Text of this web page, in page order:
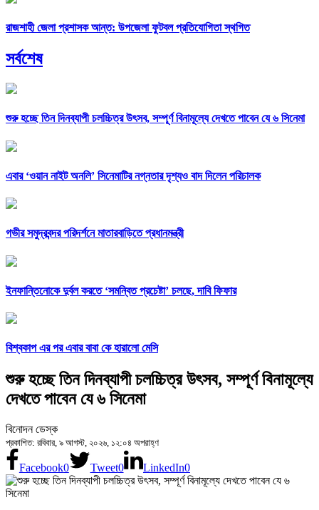
রাজশাহী জেলা প্রশাসক আন্ত: উপজেলা ফুটবল প্রতিযোগিতা স্থগিত
সর্বশেষ
শুরু হচ্ছে তিন দিনব্যাপী চলচ্চিত্র উৎসব, সম্পূর্ণ বিনামূল্যে দেখতে পাবেন যে ৬ সিনেমা
এবার ‘ওয়ান নাইট অনলি’ সিনেমাটির নগ্নতার দৃশ্যও বাদ দিলেন পরিচালক
গভীর সমুদ্রবন্দর পরিদর্শনে মাতারবাড়িতে প্রধানমন্ত্রী
ইনফান্তিনোকে দুর্বল করতে ‘সমন্বিত প্রচেষ্টা’ চলছে, দাবি ফিফার
বিশ্বকাপ এর পর এবার বাবা কে হারালো মেসি
শুরু হচ্ছে তিন দিনব্যাপী চলচ্চিত্র উৎসব, সম্পূর্ণ বিনামূল্যে
দেখতে পাবেন যে ৬ সিনেমা
বিনোদন ডেস্ক
প্রকাশিত: রবিবার, ৯ আগস্ট, ২০২৬, ১২:০৪ অপরাহ্ণ
Facebook0 Tweet0 LinkedIn0